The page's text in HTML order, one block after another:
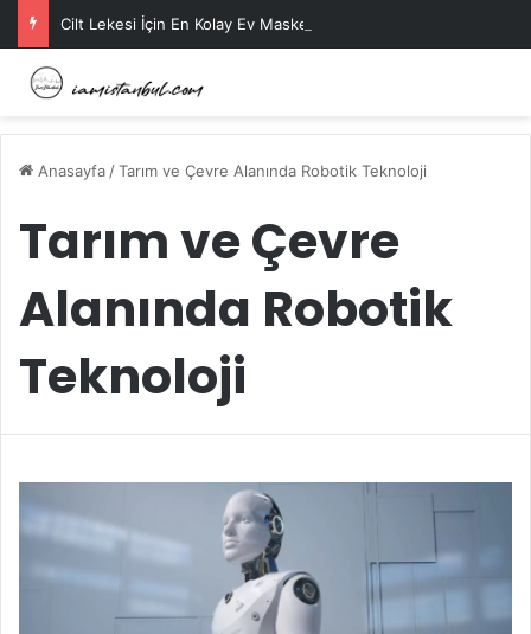
Cilt Lekesi İçin En Kolay Ev Maskeleri Nelerdir?
Anasayfa /Tarım ve Çevre Alanında Robotik Teknoloji
Tarım ve Çevre
Alanında Robotik
Teknoloji